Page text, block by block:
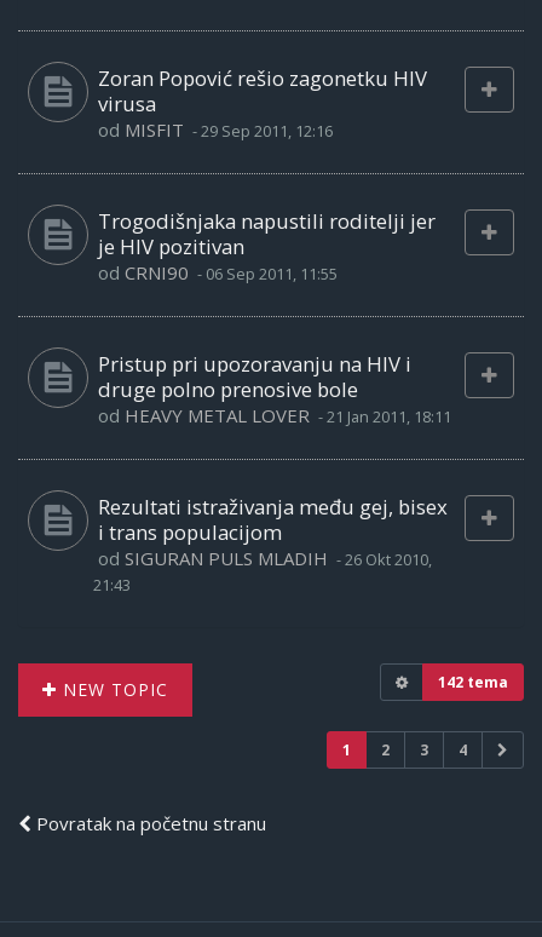
Zoran Popović rešio zagonetku HIV
virusa
od MISFIT -29 Sep 2011, 12:16
Trogodišnjaka napustili roditelji jer
je HIV pozitivan
od CRNI90 - 06 Sep 2011, 11:55
Pristup pri upozoravanju na HIV i
druge polno prenosive bole
od HEAVY METAL LOVER -21 Jan 2011, 18:11
Rezultati istraživanja među gej, bisex
i trans populacijom
od SIGURAN PULS MLADIH -26 Okt 2010,
21:43
NEW TOPIC 142 tema
1 2 3 4
Povratak na početnu stranu